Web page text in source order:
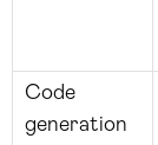
Code
generation